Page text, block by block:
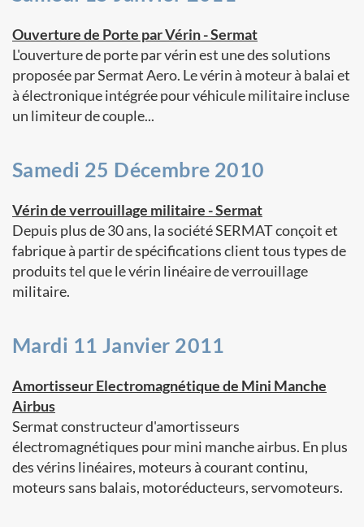
Ouverture de Porte par Vérin - Sermat
L'ouverture de porte par vérin est une des solutions
proposée par Sermat Aero. Le vérin à moteur à balai et
à électronique intégrée pour véhicule militaire incluse
un limiteur de couple...
Samedi 25 Décembre 2010
Vérin de verrouillage militaire - Sermat
Depuis plus de 30 ans, la société SERMAT conçoit et
fabrique à partir de spécifications client tous types de
produits tel que le vérin linéaire de verrouillage
militaire.
Mardi 11 Janvier 2011
Amortisseur Electromagnétique de Mini Manche
Airbus
Sermat constructeur d'amortisseurs
électromagnétiques pour mini manche airbus. En plus
des vérins linéaires, moteurs à courant continu,
moteurs sans balais, motoréducteurs, servomoteurs.